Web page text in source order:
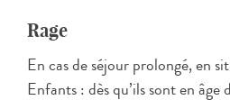
Rage
En cas de séjour prolongé, en
Enfants : dès qu’ils sont en âge